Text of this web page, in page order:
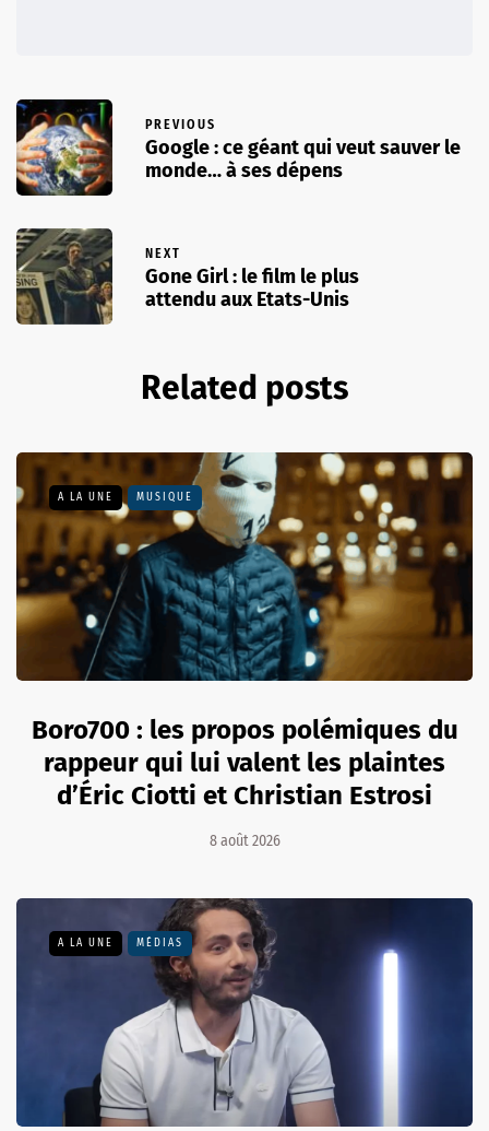
PREVIOUS
Google : ce géant qui veut sauver le
monde… à ses dépens
NEXT
Gone Girl : le film le plus
attendu aux Etats-Unis
Related posts
A LA UNE MUSIQUE
Boro700 : les propos polémiques du
rappeur qui lui valent les plaintes
d’Éric Ciotti et Christian Estrosi
8 août 2026
A LA UNE MÉDIAS